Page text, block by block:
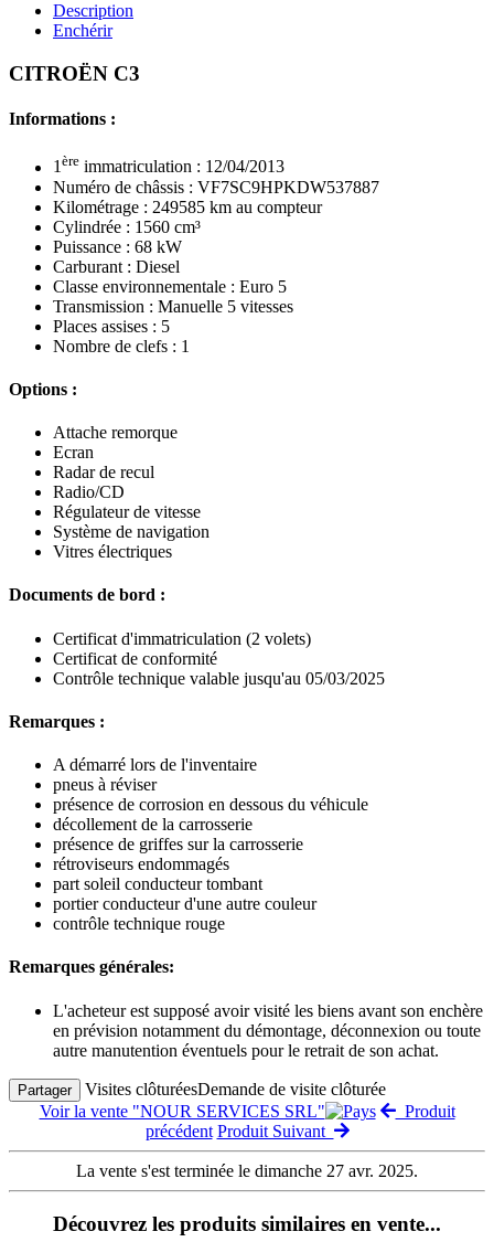
Description
Enchérir
CITROËN C3
Informations :
1ère immatriculation : 12/04/2013
Numéro de châssis : VF7SC9HPKDW537887
Kilométrage : 249585 km au compteur
Cylindrée : 1560 cm³
Puissance : 68 kW
Carburant : Diesel
Classe environnementale : Euro 5
Transmission : Manuelle 5 vitesses
Places assises : 5
Nombre de clefs : 1
Options :
Attache remorque
Ecran
Radar de recul
Radio/CD
Régulateur de vitesse
Système de navigation
Vitres électriques
Documents de bord :
Certificat d'immatriculation (2 volets)
Certificat de conformité
Contrôle technique valable jusqu'au 05/03/2025
Remarques :
A démarré lors de l'inventaire
pneus à réviser
présence de corrosion en dessous du véhicule
décollement de la carrosserie
présence de griffes sur la carrosserie
rétroviseurs endommagés
part soleil conducteur tombant
portier conducteur d'une autre couleur
contrôle technique rouge
Remarques générales:
L'acheteur est supposé avoir visité les biens avant son enchère
en prévision notamment du démontage, déconnexion ou toute
autre manutention éventuels pour le retrait de son achat.
Partager Visites clôturéesDemande de visite clôturée
Voir la vente "NOUR SERVICES SRL"
Produit
précédent Produit Suivant
La vente s'est terminée le dimanche 27 avr. 2025.
Découvrez les produits similaires en vente...